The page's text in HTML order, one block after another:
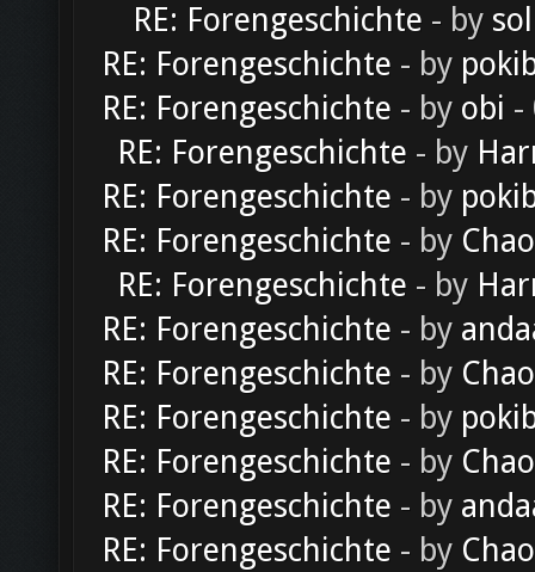
RE: Forengeschichte - by
RE: Forengeschichte - by
RE: Forengeschichte - by obi -
RE: Forengeschichte - by
RE: Forengeschichte - by
RE: Forengeschichte - by
RE: Forengeschichte - by
RE: Forengeschichte - by
RE: Forengeschichte - by
RE: Forengeschichte - by
RE: Forengeschichte - by
RE: Forengeschichte - by
RE: Forengeschichte - by